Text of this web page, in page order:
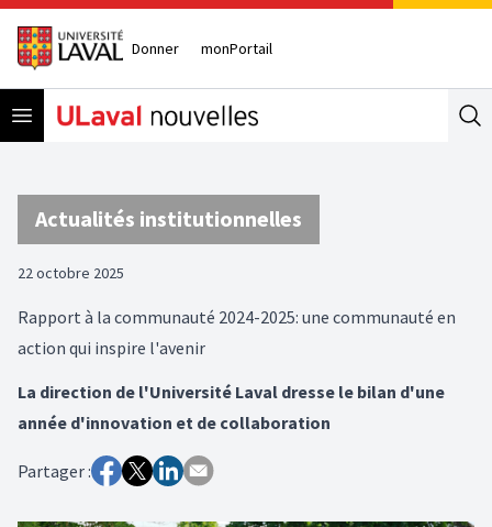
Donner monPortail
Open menu
Actualités institutionnelles
22 octobre 2025
Rapport à la communauté 2024-2025: une communauté en
action qui inspire l'avenir
La direction de l'Université Laval dresse le bilan d'une
année d'innovation et de collaboration
Partager :